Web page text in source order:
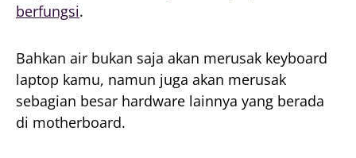
berfungsi.
Bahkan air bukan saja akan merusak keyboard
laptop kamu, namun juga akan merusak
sebagian besar hardware lainnya yang berada
di motherboard.